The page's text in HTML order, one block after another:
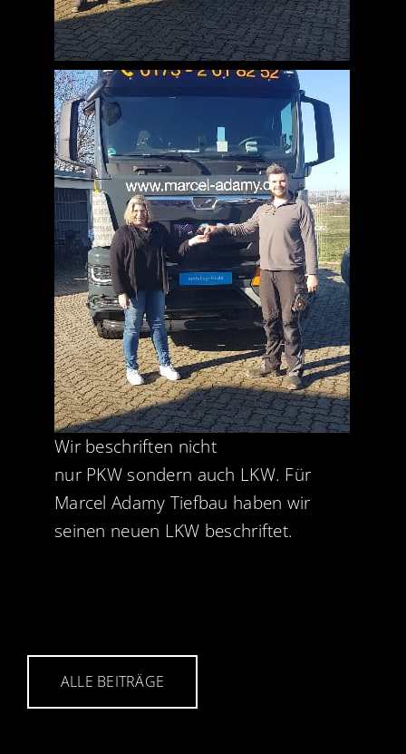
Wir beschriften nicht
nur PKWsondern auch LKW. Für
Marcel Adamy Tiefbau haben wir
seinen neuen LKW beschriftet.
ALLE BEITRÄGE